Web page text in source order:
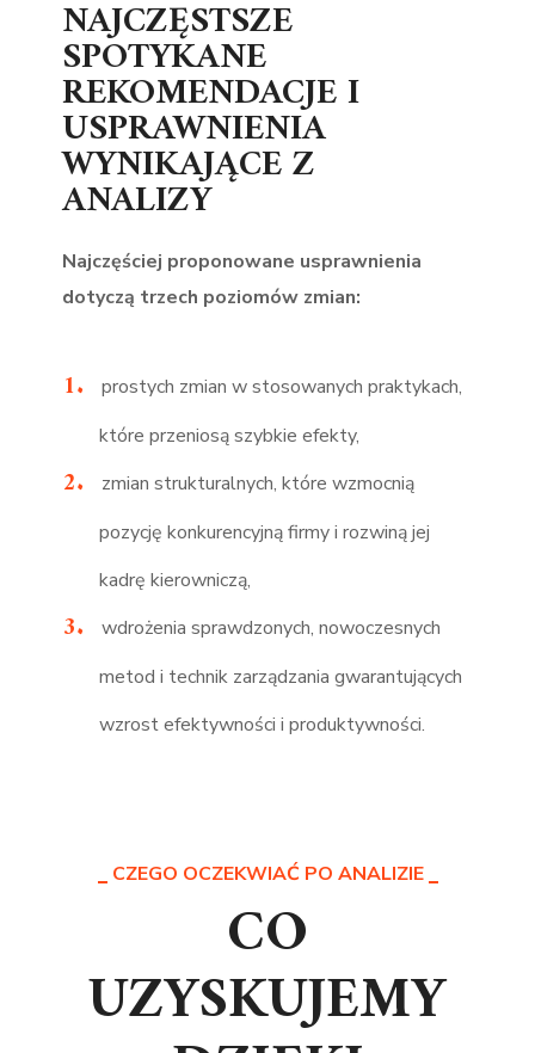
NAJCZĘSTSZE
SPOTYKANE
REKOMENDACJE I
USPRAWNIENIA
WYNIKAJĄCE Z
ANALIZY
Najczęściej proponowane usprawnienia
dotyczą trzech poziomów zmian:
prostych zmian w stosowanych praktykach,
które przeniosą szybkie efekty,
zmian strukturalnych, które wzmocnią
pozycję konkurencyjną firmy i rozwiną jej
kadrę kierowniczą,
wdrożenia sprawdzonych, nowoczesnych
metod i technik zarządzania gwarantujących
wzrost efektywności i produktywności.
CZEGO OCZEKWIAĆ PO ANALIZIE
CO
UZYSKUJEMY